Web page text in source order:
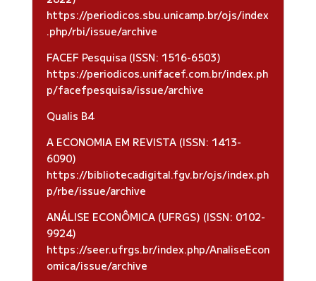
https://periodicos.sbu.unicamp.br/ojs/index
.php/rbi/issue/archive
FACEF Pesquisa (ISSN: 1516-6503)
https://periodicos.unifacef.com.br/index.ph
p/facefpesquisa/issue/archive
Qualis B4
A ECONOMIA EM REVISTA (ISSN: 1413-
6090)
https://bibliotecadigital.fgv.br/ojs/index.ph
p/rbe/issue/archive
ANÁLISE ECONÔMICA (UFRGS) (ISSN: 0102-
9924)
https://seer.ufrgs.br/index.php/AnaliseEcon
omica/issue/archive